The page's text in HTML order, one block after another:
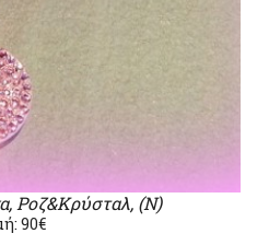
Ροζ&Κρύσταλ, (Ν)
90€